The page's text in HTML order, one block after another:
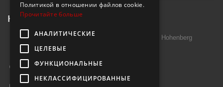
Контактная информация
Introtek GmbH, Hutschenreuther Str. 13 95691 Hohenberg
Deutschland
Звоните нам:
Политикой в ​​отношении файлов cookie.
Прочитайте больше
АНАЛИТИЧЕСКИЕ
ЦЕЛЕВЫЕ
ФУНКЦИОНАЛЬНЫЕ
НЕКЛАССИФИЦИРОВАННЫЕ